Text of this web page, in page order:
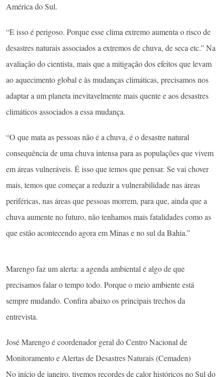
América do Sul.
“E isso é perigoso. Porque esse clima extremo aumenta o risco de
desastres naturais associados a extremos de chuva, de seca etc.” Na
avaliação do cientista, mais que a mitigação dos efeitos que levam
ao aquecimento global e às mudanças climáticas, precisamos nos
adaptar a um planeta inevitavelmente mais quente e aos desastres
climáticos associados a essa mudança.
“O que mata as pessoas não é a chuva, é o desastre natural
consequência de uma chuva intensa para as populações que vivem
em áreas vulneráveis. É isso que temos que pensar. Se vai chover
mais, temos que começar a reduzir a vulnerabilidade nas áreas
periféricas, nas áreas que pessoas morrem, para que, ainda que a
chuva aumente no futuro, não tenhamos mais fatalidades como as
que estão acontecendo agora em Minas e no sul da Bahia.”
Marengo faz um alerta: a agenda ambiental é algo de que
precisamos falar o tempo todo. Porque o meio ambiente está
sempre mudando. Confira abaixo os principais trechos da
entrevista.
José Marengo é coordenador geral do Centro Nacional de
Monitoramento e Alertas de Desastres Naturais (Cemaden)
No início de janeiro, tivemos recordes de calor históricos no Sul do